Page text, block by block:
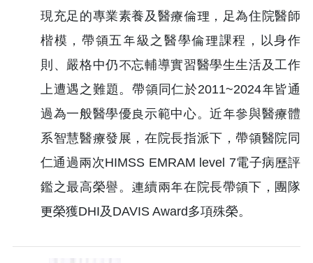
現充足的專業素養及醫療倫理，足為住院醫師
楷模，帶領五年級之醫學倫理課程，以身作
則、嚴格中仍不忘輔導實習醫學生生活及工作
上遭遇之難題。帶領同仁於2011~2024年皆通
過為一般醫學優良示範中心。近年參與醫療體
系智慧醫療發展，在院長指派下，帶領醫院同
仁通過兩次HIMSS EMRAM level 7電子病歷評
鑑之最高榮譽。連續兩年在院長帶領下，團隊
更榮獲DHI及DAVIS Award多項殊榮。